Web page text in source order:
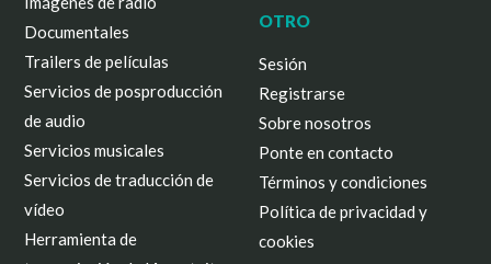
Documentales
Trailers de películas
Servicios de posproducción
de audio
Servicios musicales
Servicios de traducción de
vídeo
Herramienta de
OTRO
Sesión
Registrarse
Sobre nosotros
Ponte en contacto
Términos y condiciones
Política de privacidad y
cookies